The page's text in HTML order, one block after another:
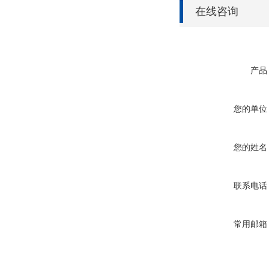
在线咨询
产品
您的单位
您的姓名
联系电话
常用邮箱